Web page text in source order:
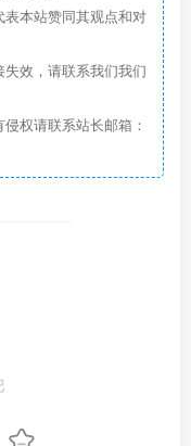
本站赞同其观点和对
效，请联系我们我们
权请联系站长邮箱：